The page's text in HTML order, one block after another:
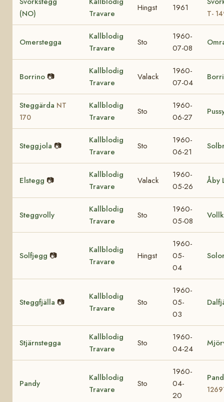
(NO)
Travare
Hingst 1961
T-
Omerstegga
Kallblodig
Travare
Sto
1960-
07-08
Borrino 📷
Kallblodig
Travare
Valack
1960-
07-04
Steggärda NT
170
Kallblodig
Travare
Sto
1960-
06-27
Steggjola 📷
Kallblodig
Travare
Sto
1960-
06-21
Elstegg 📷
Kallblodig
Travare
Valack
1960-
05-26
Åby
Steggvolly
Kallblodig
Travare
Sto
1960-
05-08
Solfjegg 📷
Kallblodig
Travare
Hingst
1960-
05-
04
Steggfjälla 📷
Kallblodig
Travare
Sto
1960-
05-
03
Stjärnstegga
Kallblodig
Travare
Sto
1960-
04-24
Pandy
Kallblodig
Travare
Sto
1960-
04-
20